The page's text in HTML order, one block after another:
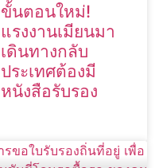
ขั้นตอนใหม่!
แรงงานเมียนมา
เดินทางกลับ
ประเทศต้องมี
หนังสือรับรอง